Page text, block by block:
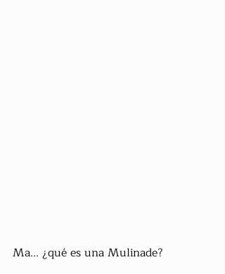
Ma... ¿qué es una Mulinade?